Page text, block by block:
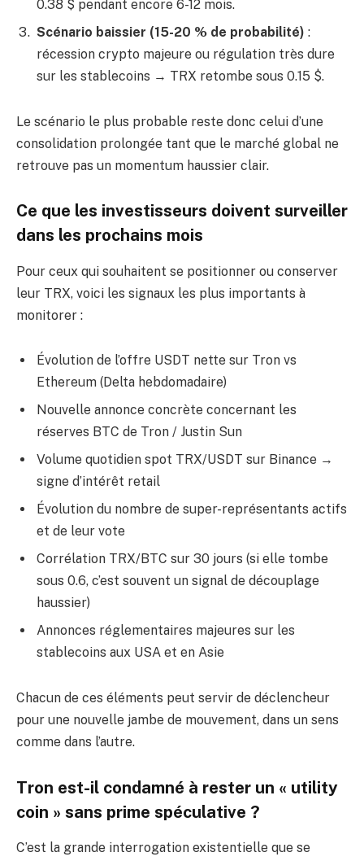
0.38 $ pendant encore 6-12 mois.
Scénario baissier (15-20 % de probabilité) :
récession crypto majeure ou régulation très dure
sur les stablecoins → TRX retombe sous 0.15 $.
Le scénario le plus probable reste donc celui d’une
consolidation prolongée tant que le marché global ne
retrouve pas un momentum haussier clair.
Ce que les investisseurs doivent surveiller
dans les prochains mois
Pour ceux qui souhaitent se positionner ou conserver
leur TRX, voici les signaux les plus importants à
monitorer :
Évolution de l’offre USDT nette sur Tron vs
Ethereum (Delta hebdomadaire)
Nouvelle annonce concrète concernant les
réserves BTC de Tron / Justin Sun
Volume quotidien spot TRX/USDT sur Binance →
signe d’intérêt retail
Évolution du nombre de super-représentants actifs
et de leur vote
Corrélation TRX/BTC sur 30 jours (si elle tombe
sous 0.6, c’est souvent un signal de découplage
haussier)
Annonces réglementaires majeures sur les
stablecoins aux USA et en Asie
Chacun de ces éléments peut servir de déclencheur
pour une nouvelle jambe de mouvement, dans un sens
comme dans l’autre.
Tron est-il condamné à rester un « utility
coin » sans prime spéculative ?
C’est la grande interrogation existentielle que se